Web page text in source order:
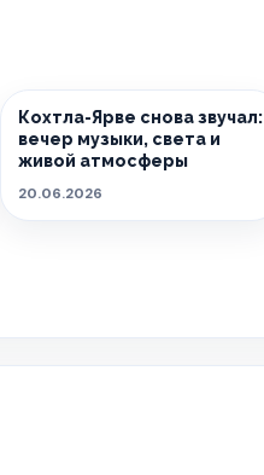
Кохтла-Ярве снова звучал:
вечер музыки, света и
живой атмосферы
20.06.2026